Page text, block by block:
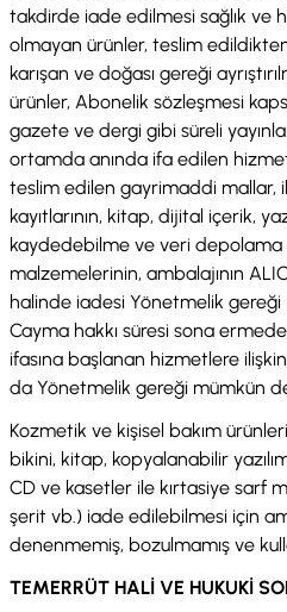
takdirde iade edilmesi sağlık ve
olmayan ürünler, teslim
karışan ve doğası gereği
ürünler, Abonelik sözleşmesi
gazete ve dergi gibi süreli
ortamda anında ifa edilen
teslim edilen gayrimaddi mallar,
kayıtlarının, kitap, dijital içerik,
kaydedebilme ve veri depolama
malzemelerinin, ambalajının
halinde iadesi Yönetmelik gereği
Cayma hakkı süresi sona
ifasına başlanan hizmetlere ilişkin
da Yönetmelik gereği mümkün
Kozmetik ve kişisel bakım
bikini, kitap, kopyalanabilir
CD ve kasetler ile kırtasiye sarf
şerit vb.) iade edilebilmesi için
denenmemiş, bozulmamış ve
TEMERRÜT HALİ VE HUKUKİ